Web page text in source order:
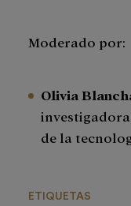
Moderado por:
Olivia
de la
ETIQUETAS